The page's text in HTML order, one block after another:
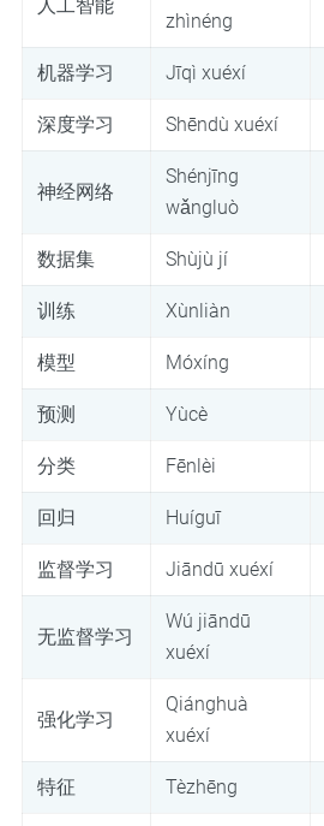
人工智能
zhìnéng
机器学习 Jīqì xuéxí
深度学习 Shēndù xuéxí
神经网络
Shénjīng
wǎngluò
数据集 Shùjù jí
训练 Xùnliàn
模型 Móxíng
预测 Yùcè
分类 Fēnlèi
回归 Huíguī
监督学习 Jiāndū xuéxí
无监督学习
Wú jiāndū
xuéxí
强化学习
Qiánghuà
xuéxí
特征 Tèzhēng